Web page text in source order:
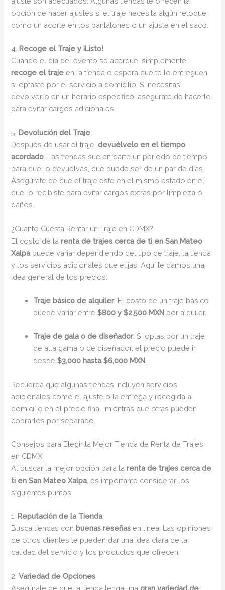
opción de hacer ajustes si el traje necesita algún retoque,
como un acorte en los pantalones o un ajuste en el saco.
4. Recoge el Traje y ¡Listo!
Cuando el día del evento se acerque, simplemente
recoge el traje en la tienda o espera que te lo entreguen
si optaste por el servicio a domicilio. Si necesitas
devolverlo en un horario específico, asegúrate de hacerlo
para evitar cargos adicionales.
5. Devolución del Traje
Después de usar el traje,devuélvelo en el tiempo
acordado . Las tiendas suelen darte un período de tiempo
para que lo devuelvas, que puede ser de un par de días.
Asegúrate de que el traje esté en el mismo estado en el
que lo recibiste para evitar cargos extras por limpieza o
daños.
¿Cuánto Cuesta Rentar un Traje en CDMX?
El costo de larenta de trajes cerca de ti en San Mateo
Xalpapuede variar dependiendo del tipo de traje, la tienda
y los servicios adicionales que elijas. Aquí te damos una
idea general de los precios:
Traje básico de alquiler: El costo de un traje básico
puede variar entre$800 y $2,500 MXN por alquiler.
Traje de gala o de diseñador: Si optas por un traje
de alta gama o de diseñador, el precio puede ir
desde$3,000 hasta $6,000 MXN
Recuerda que algunas tiendas incluyen servicios
adicionales como el ajuste o la entrega y recogida a
domicilio en el precio final, mientras que otras pueden
cobrarlos por separado.
Consejos para Elegir la Mejor Tienda de Renta de Trajes
en CDMX
Al buscar la mejor opción para larenta de trajes cerca de
ti en San Mateo Xalpa, es importante considerar los
siguientes puntos:
1. Reputación de la Tienda
Busca tiendas con buenas reseñas en línea. Las opiniones
de otros clientes te pueden dar una idea clara de la
calidad del servicio y los productos que ofrecen.
2.Variedad de Opciones
Asegúrate de que la tienda tenga unagran variedad de